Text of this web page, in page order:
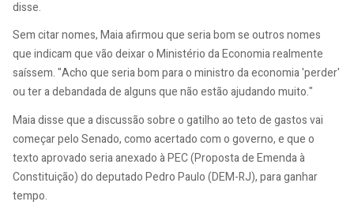
disse.
Sem citar nomes, Maia afirmou que seria bom se outros nomes
que indicam que vão deixar o Ministério da Economia realmente
saíssem. "Acho que seria bom para o ministro da economia 'perder'
ou ter a debandada de alguns que não estão ajudando muito."
Maia disse que a discussão sobre o gatilho ao teto de gastos vai
começar pelo Senado, como acertado com o governo, e que o
texto aprovado seria anexado à PEC (Proposta de Emenda à
Constituição) do deputado Pedro Paulo (DEM-RJ), para ganhar
tempo.